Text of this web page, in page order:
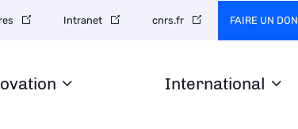
International
Intranet cnrs.fr FAIRE UN DON